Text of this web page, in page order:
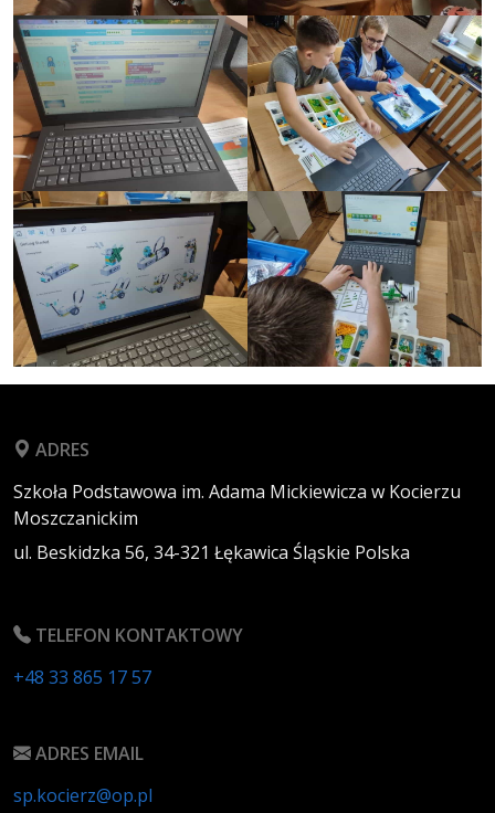
ADRES
Szkoła Podstawowa im. Adama Mickiewicza w Kocierzu
Moszczanickim
ul. Beskidzka 56, 34-321 Łękawica Śląskie Polska
TELEFON KONTAKTOWY
+48 33 865 17 57
ADRES EMAIL
sp.kocierz@op.pl